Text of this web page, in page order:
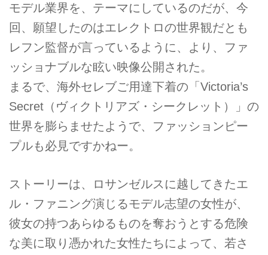
モデル業界を、テーマにしているのだが、今
回、願望したのはエレクトロの世界観だとも
レフン監督が言っているように、より、ファ
ッショナブルな眩い映像公開された。
まるで、海外セレブご用達下着の「Victoria’s
Secret（ヴィクトリアズ・シークレット）」の
世界を膨らませたようで、ファッションピー
プルも必見ですかねー。
ストーリーは、ロサンゼルスに越してきたエ
ル・ファニング演じるモデル志望の女性が、
彼女の持つあらゆるものを奪おうとする危険
な美に取り憑かれた女性たちによって、若さ